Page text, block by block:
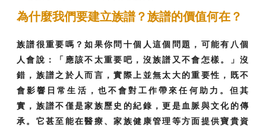
為什麼我們要建立族譜？族譜的價值何在？
族譜很重要嗎？如果你問十個人這個問題，可能有八個
人會說：「應該不太重要吧，沒族譜又不會怎樣。」沒
錯，族譜之於人而言，實際上並無太大的重要性，既不
會影響日常生活，也不會對工作帶來任何助力。但其
實，族譜不僅是家族歷史的紀錄，更是血脈與文化的傳
承。它甚至能在醫療、家族健康管理等方面提供寶貴資